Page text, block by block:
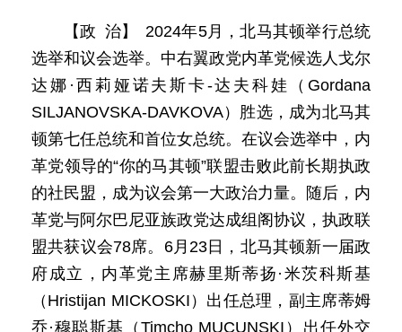
【政 治】 2024年5月，北马其顿举行总统
选举和议会选举。中右翼政党内革党候选人戈尔
达娜·西莉娅诺夫斯卡-达夫科娃（Gordana
SILJANOVSKA-DAVKOVA）胜选，成为北马其
顿第七任总统和首位女总统。在议会选举中，内
革党领导的“你的马其顿”联盟击败此前长期执政
的社民盟，成为议会第一大政治力量。随后，内
革党与阿尔巴尼亚族政党达成组阁协议，执政联
盟共获议会78席。6月23日，北马其顿新一届政
府成立，内革党主席赫里斯蒂扬·米茨科斯基
（Hristijan MICKOSKI）出任总理，副主席蒂姆
乔·穆聪斯基（Timcho MUCUNSKI）出任外交